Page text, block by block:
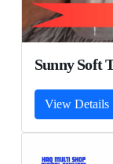
Sunny Soft
View Details